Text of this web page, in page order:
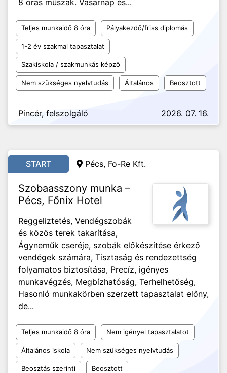
8 órás műszak. Vasárnap és...
Teljes munkaidő 8 óra Pályakezdő/friss diplomás
1-2 év szakmai tapasztalat
Szakiskola / szakmunkás képző
Nem szükséges nyelvtudás Általános Beosztott
Pincér, felszolgáló 2026. 07. 16.
START Pécs, Fo-Re Kft.
Szobaasszony munka –
Pécs, Főnix Hotel
Reggeliztetés, Vendégszobák
és közös terek takarítása,
Ágyneműk cseréje, szobák előkészítése érkező
vendégek számára, Tisztaság és rendezettség
folyamatos biztosítása, Precíz, igényes
munkavégzés, Megbízhatóság, Terhelhetőség,
Hasonló munkakörben szerzett tapasztalat előny,
de...
Teljes munkaidő 8 óra Nem igényel tapasztalatot
Általános iskola Nem szükséges nyelvtudás
Beosztás szerinti Beosztott